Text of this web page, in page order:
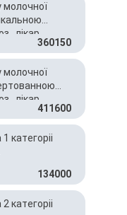
молочної
, лікар
360150
молочної
, лікар
411600
категоріі
134000
категоріі